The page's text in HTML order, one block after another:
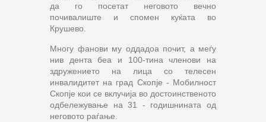
да го посетат неговото вечно
почивалиште и спомен куќата во
Крушево.
Многу фанови му оддадоа почит, а меѓу
нив дента беа и 100-тина членови на
здружението на лица со телесен
инвалидитет на град Скопје - Мобилност
Скопје кои се вклучија во достоинственото
одбележување на 31 - годишнината од
неговото раѓање.